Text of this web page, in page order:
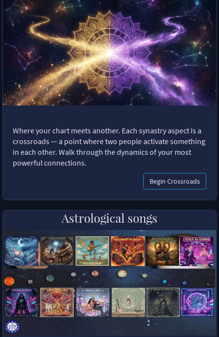
Where your chart meets another. Each synastry aspect is a
crossroads — a point where two people activate something
in each other. Walk through the dynamics of your most
powerful connections.
Begin Crossroads
Astrological songs